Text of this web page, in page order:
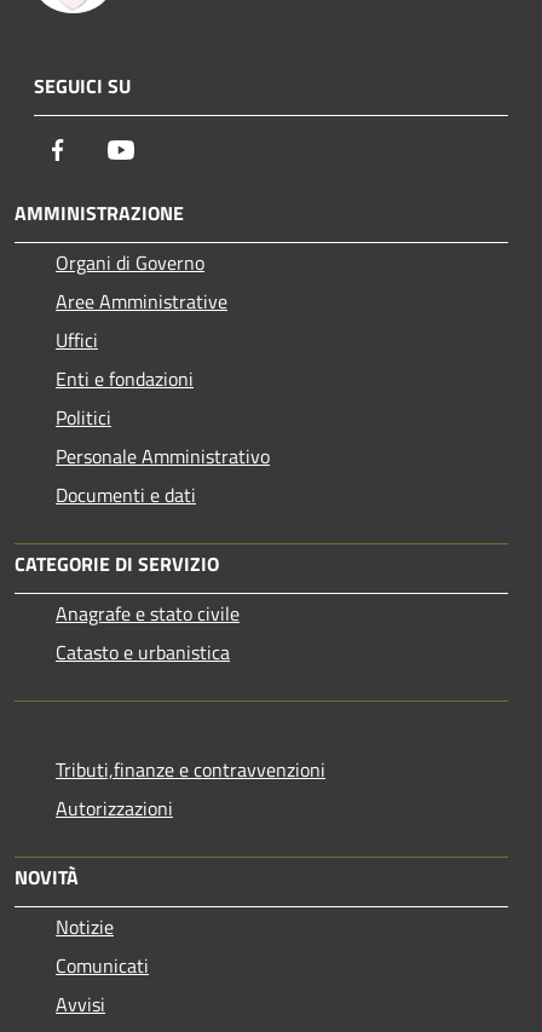
SEGUICI SU
Facebook
AMMINISTRAZIONE
Organi di Governo
Aree Amministrative
Uffici
Enti e fondazioni
Politici
Personale Amministrativo
Documenti e dati
CATEGORIE DI SERVIZIO
Anagrafe e stato civile
Catasto e urbanistica
Tributi,finanze e contravvenzioni
Autorizzazioni
NOVITÀ
Notizie
Comunicati
Avvisi